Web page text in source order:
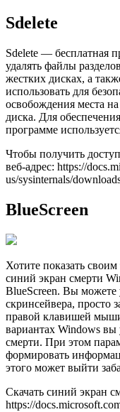
Sdelete
Sdelete — бесплатная
удалять файлы
жестких дисках, а
использовать для
освобождения места
диска. Для
программе
Чтобы получить
веб-адрес: https://
us/sysinternals/
BlueScreen
Хотите показать
синий экран смерти
BlueScreen. Вы можете
скринсейвера, просто
правой клавишей
вариантах Windows
смерти. При этом
формировать
этого может выйти
Скачать синий экран
https://